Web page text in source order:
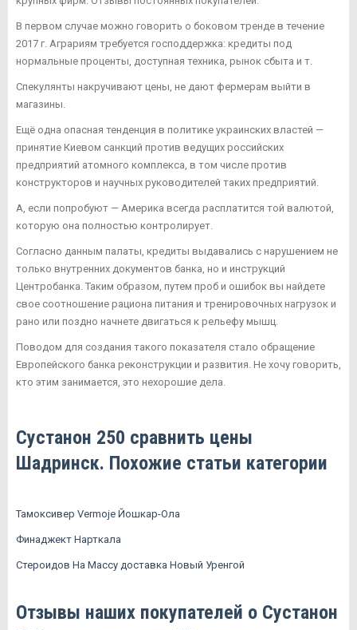
В первом случае можно говорить о боковом тренде в течение
2017 г. Аграриям требуется господдержка: кредиты под
нормальные проценты, доступная техника, рынок сбыта и т.
Спекулянты накручивают цены, не дают фермерам выйти в
магазины.
Ещё одна опасная тенденция в политике украинских властей —
принятие Киевом санкций против ведущих российских
предприятий атомного комплекса, в том числе против
конструкторов и научных руководителей таких предприятий.
А, если попробуют — Америка всегда расплатится той валютой,
которую она полностью контролирует.
Согласно данным палаты, кредиты выдавались с нарушением не
только внутренних документов банка, но и инструкций
Центробанка. Таким образом, путем проб и ошибок вы найдете
свое соотношение рациона питания и тренировочных нагрузок и
рано или поздно начнете двигаться к рельефу мышц.
Поводом для создания такого показателя стало обращение
Европейского банка реконструкции и развития. Не хочу говорить,
кто этим занимается, это нехорошие дела.
Сустанон 250 сравнить цены
Шадринск. Похожие статьи категории
Тамоксивер Vermoje Йошкар-Ола
Финаджект Нарткала
Стероидов На Массу доставка Новый Уренгой
Отзывы наших покупателей о Сустанон